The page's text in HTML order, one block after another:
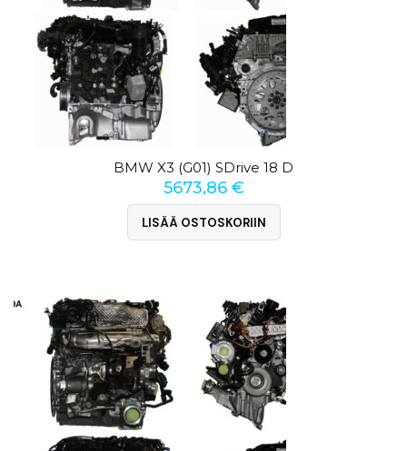
BMW X3 (G01) SDrive 18 D
5673,86 €
LISÄÄ OSTOSKORIIN